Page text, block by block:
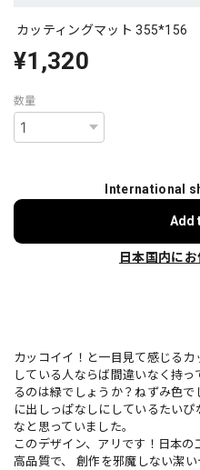
カッティングマット 355*156
¥1,320
数量
International
Add
日本国内に
カッコイイ！と一目見て感じる
している人ならば間違いなく持
るのは緑でしょうか？ねずみ色
に出しっぱなしにしているたい
なと思っていました。
このデザイン、アリです！日本
高品質で、 創作を邪魔しない潔い